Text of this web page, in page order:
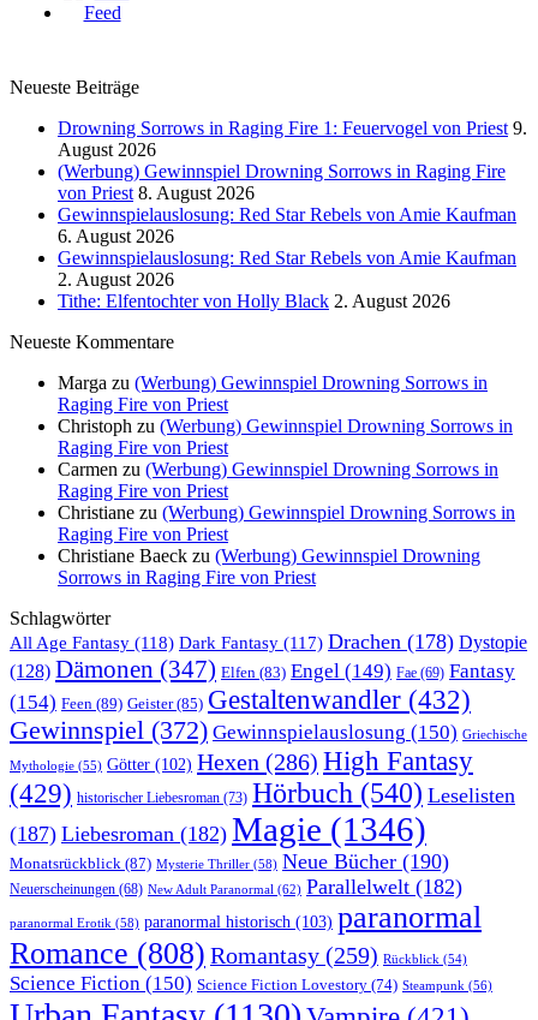
Neueste Beiträge
Drowning Sorrows in Raging Fire 1: Feuervogel von Priest 9.
August 2026
(Werbung) Gewinnspiel Drowning Sorrows in Raging Fire
von Priest 8. August 2026
Gewinnspielauslosung: Red Star Rebels von Amie Kaufman
6. August 2026
Gewinnspielauslosung: Red Star Rebels von Amie Kaufman
2. August 2026
Tithe: Elfentochter von Holly Black 2. August 2026
Neueste Kommentare
Marga zu (Werbung) Gewinnspiel Drowning Sorrows in
Raging Fire von Priest
Christoph zu (Werbung) Gewinnspiel Drowning Sorrows in
Raging Fire von Priest
Carmen zu (Werbung) Gewinnspiel Drowning Sorrows in
Raging Fire von Priest
Christiane zu (Werbung) Gewinnspiel Drowning Sorrows in
Raging Fire von Priest
Christiane Baeck zu (Werbung) Gewinnspiel Drowning
Sorrows in Raging Fire von Priest
Schlagwörter
All Age Fantasy (118) Dark Fantasy (117) Drachen (178) Dystopie
(128) Dämonen (347) Elfen (83) Engel (149) Fae (69) Fantasy
(154) Feen (89) Geister(85) Gestaltenwandler (432)
Gewinnspiel (372) Gewinnspielauslosung (150) Griechische
Mythologie (55) Götter (102) Hexen (286) High Fantasy
(429) historischer Liebesroman (73) Hörbuch (540) Leselisten
(187) Liebesroman (182) Magie (1346)
Monatsrückblick (87) Mysterie Thriller (58) Neue Bücher (190)
Neuerscheinungen (68) New Adult Paranormal (62) Parallelwelt (182)
paranormal Erotik (58) paranormal historisch (103) paranormal
Romance (808) Romantasy (259) Rückblick (54)
Science Fiction (150) Science Fiction Lovestory (74) Steampunk (56)